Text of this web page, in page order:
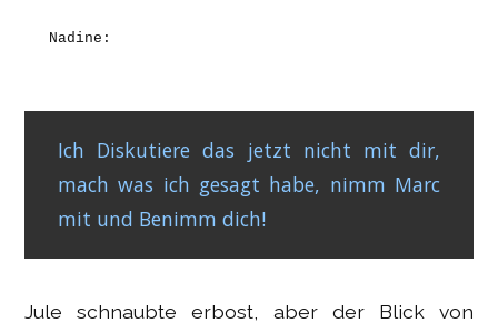
Nadine:
Ich Diskutiere das jetzt nicht mit dir,
mach was ich gesagt habe, nimm Marc
mit und Benimm dich!
Jule schnaubte erbost, aber der Blick von